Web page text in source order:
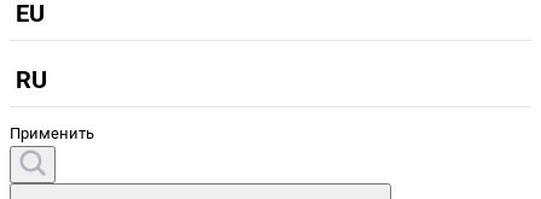
EU
RU
Применить